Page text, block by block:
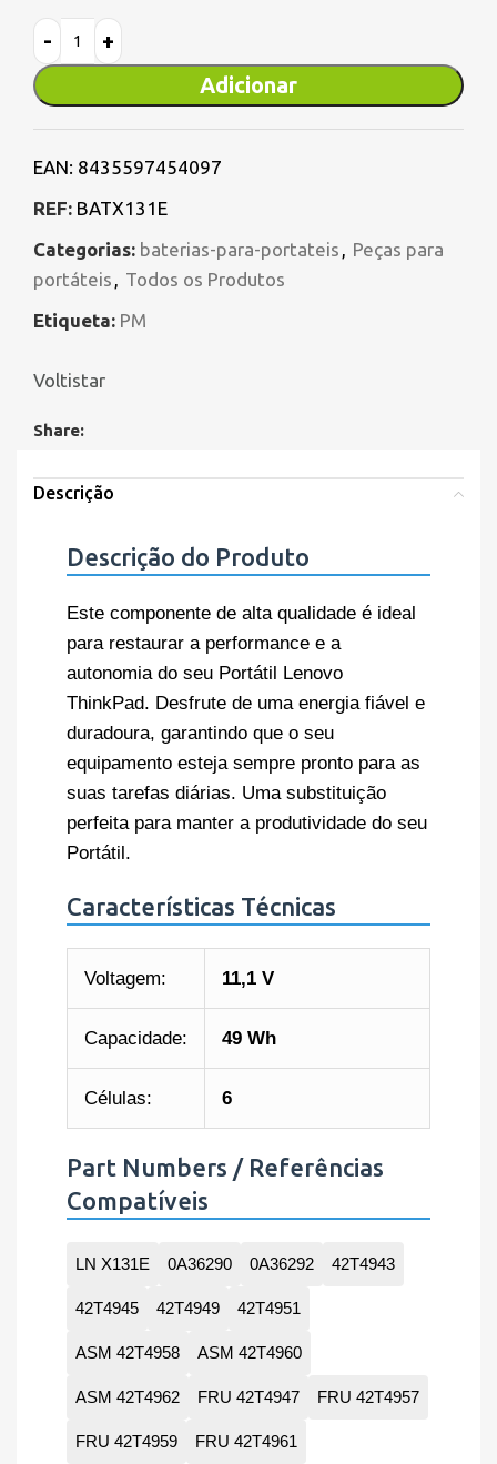
Adicionar
EAN: 8435597454097
REF: BATX131E
Categorias: baterias-para-portateis , Peças para
portáteis , Todos os Produtos
Etiqueta: PM
Voltistar
Share:
Descrição
Descrição do Produto
Este componente de alta qualidade é ideal
para restaurar a performance e a
autonomia do seu Portátil Lenovo
ThinkPad. Desfrute de uma energia fiável e
duradoura, garantindo que o seu
equipamento esteja sempre pronto para as
suas tarefas diárias. Uma substituição
perfeita para manter a produtividade do seu
Portátil.
Características Técnicas
Voltagem: 11,1 V
Capacidade: 49 Wh
Células: 6
Part Numbers / Referências
Compatíveis
LN X131E 0A36290 0A36292 42T4943
42T4945 42T4949 42T4951
ASM 42T4958 ASM 42T4960
ASM 42T4962 FRU 42T4947 FRU 42T4957
FRU 42T4959 FRU 42T4961